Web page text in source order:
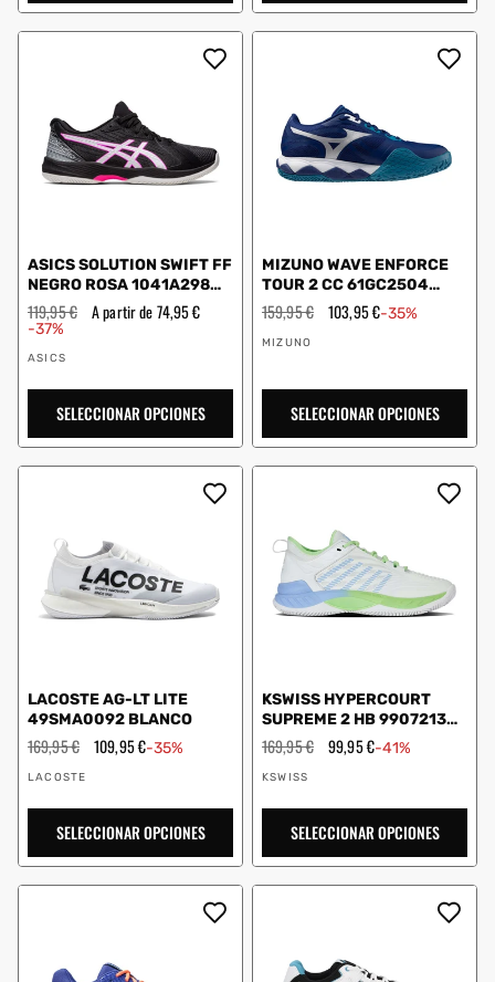
ASICS SOLUTION SWIFT FF
NEGRO ROSA 1041A298
002
Precio
habitual
119,95 € Precio
de
A partir de 74,95 €
-37%
Proveedor:
ASICS
SELECCIONAR OPCIONES
MIZUNO WAVE ENFORCE
TOUR 2 CC 61GC2504
AZUL
Precio
habitual
159,95 € Precio
103,95 €-35%
Proveedor:
MIZUNO
SELECCIONAR OPCIONES
LACOSTE AG-LT LITE
49SMA0092 BLANCO
Precio
habitual
169,95 € Precio
109,95 €-35%
Proveedor:
LACOSTE
SELECCIONAR OPCIONES
KSWISS HYPERCOURT
SUPREME 2 HB 99072134
134 BLANCO MUJER
Precio
habitual
169,95 € Precio
99,95 €-41%
Proveedor:
KSWISS
SELECCIONAR OPCIONES